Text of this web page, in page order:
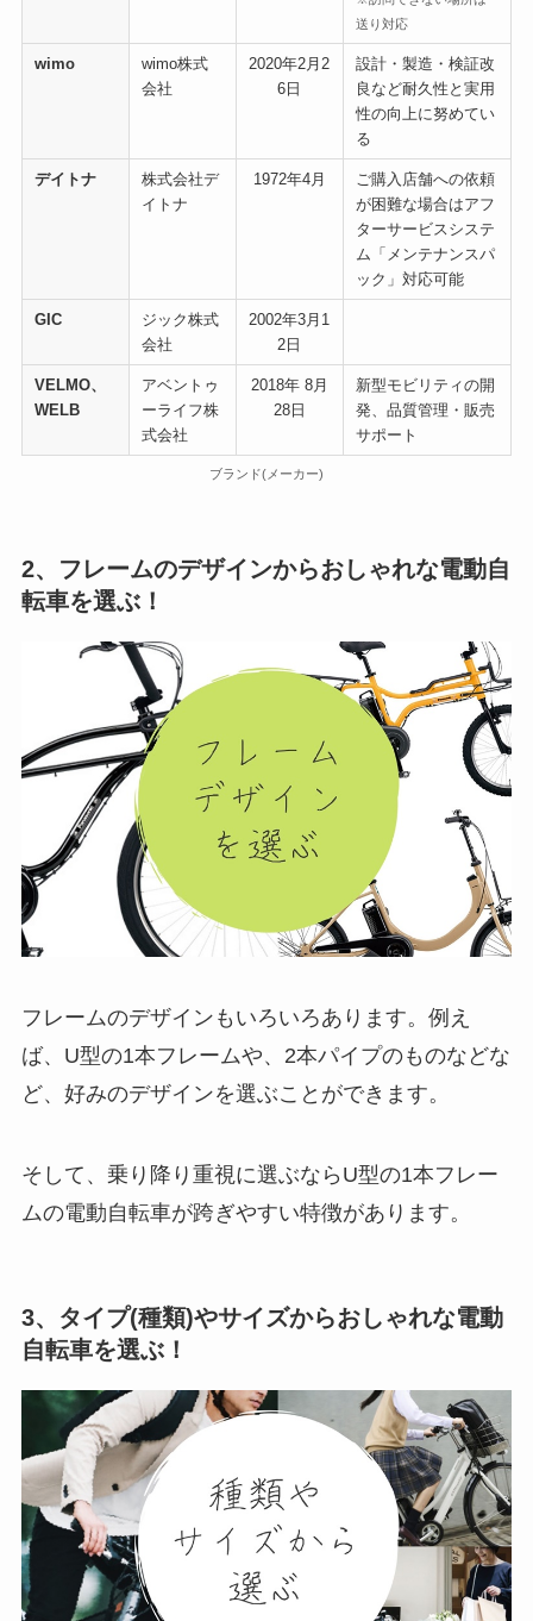
送り対応
wimo
wimo株式
会社
2020年2月2
6日
設計・製造・検証改
良など耐久性と実用
性の向上に努めてい
る
デイトナ
株式会社デ
イトナ
1972年4月
ご購入店舗への依頼
が困難な場合はアフ
ターサービスシステ
ム「メンテナンスパ
ック」対応可能
GIC
ジック株式
会社
2002年3月1
2日
VELMO、
WELB
アベントゥ
ーライフ株
式会社
2018年 8月
28日
新型モビリティの開
発、品質管理・販売
サポート
ブランド(メーカー)
2、フレームのデザインからおしゃれな電動自
転車を選ぶ！
フレームのデザインもいろいろあります。例え
ば、U型の1本フレームや、2本パイプのものなどな
ど、好みのデザインを選ぶことができます。
そして、乗り降り重視に選ぶならU型の1本フレー
ムの電動自転車が跨ぎやすい特徴があります。
3、タイプ(種類)やサイズからおしゃれな電動
自転車を選ぶ！